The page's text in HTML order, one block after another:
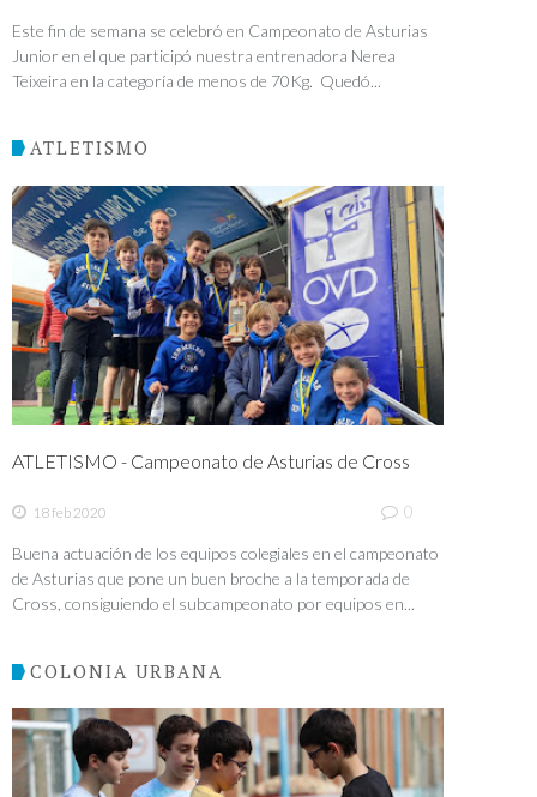
Este fin de semana se celebró en Campeonato de Asturias
Junior en el que participó nuestra entrenadora Nerea
Teixeira en la categoría de menos de 70Kg. Quedó...
ATLETISMO
ATLETISMO - Campeonato de Asturias de Cross
18 feb 2020 0
Buena actuación de los equipos colegiales en el campeonato
de Asturias que pone un buen broche a la temporada de
Cross, consiguiendo el subcampeonato por equipos en...
COLONIA URBANA